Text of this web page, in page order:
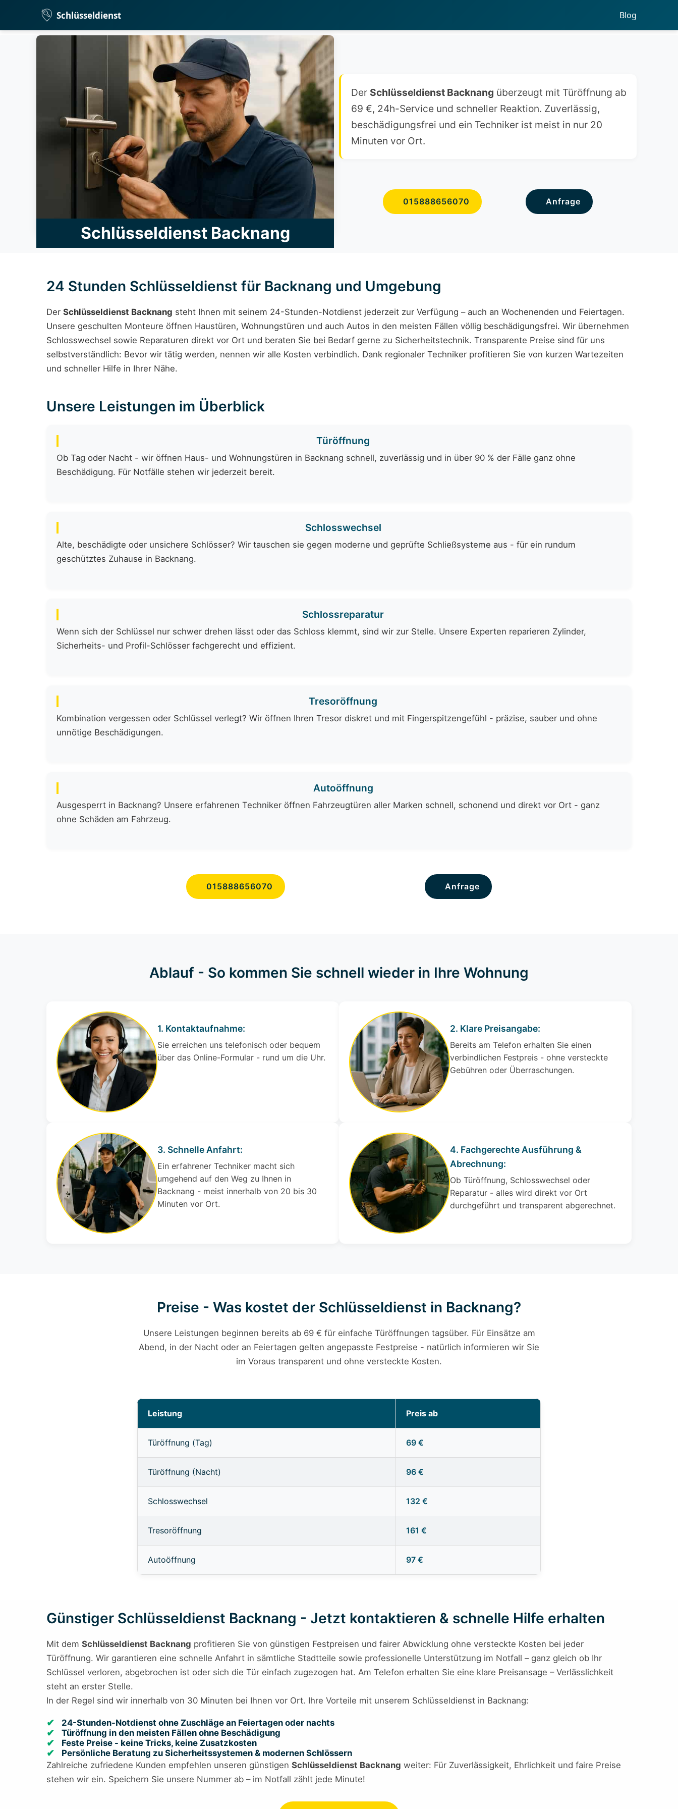
Schlüsseldienst Blog
Schlüsseldienst Backnang
Der Schlüsseldienst Backnang überzeugt mit Türöffnung ab
69 €, 24h-Service und schneller Reaktion. Zuverlässig,
beschädigungsfrei und ein Techniker ist meist in nur 20
Minuten vor Ort.
015888656070 Anfrage
24 Stunden Schlüsseldienst für Backnang und Umgebung
Der Schlüsseldienst Backnang steht Ihnen mit seinem 24-Stunden-Notdienst jederzeit zur Verfügung – auch an Wochenenden und Feiertagen.
Unsere geschulten Monteure öffnen Haustüren, Wohnungstüren und auch Autos in den meisten Fällen völlig beschädigungsfrei. Wir übernehmen
Schlosswechsel sowie Reparaturen direkt vor Ort und beraten Sie bei Bedarf gerne zu Sicherheitstechnik. Transparente Preise sind für uns
selbstverständlich: Bevor wir tätig werden, nennen wir alle Kosten verbindlich. Dank regionaler Techniker profitieren Sie von kurzen Wartezeiten
und schneller Hilfe in Ihrer Nähe.
Unsere Leistungen im Überblick
Türöffnung
Ob Tag oder Nacht - wir öffnen Haus- und Wohnungstüren in Backnang schnell, zuverlässig und in über 90 % der Fälle ganz ohne
Beschädigung. Für Notfälle stehen wir jederzeit bereit.
Schlosswechsel
Alte, beschädigte oder unsichere Schlösser? Wir tauschen sie gegen moderne und geprüfte Schließsysteme aus - für ein rundum
geschütztes Zuhause in Backnang.
Schlossreparatur
Wenn sich der Schlüssel nur schwer drehen lässt oder das Schloss klemmt, sind wir zur Stelle. Unsere Experten reparieren Zylinder,
Sicherheits- und Profil-Schlösser fachgerecht und effizient.
Tresoröffnung
Kombination vergessen oder Schlüssel verlegt? Wir öffnen Ihren Tresor diskret und mit Fingerspitzengefühl - präzise, sauber und ohne
unnötige Beschädigungen.
Autoöffnung
Ausgesperrt in Backnang? Unsere erfahrenen Techniker öffnen Fahrzeugtüren aller Marken schnell, schonend und direkt vor Ort - ganz
ohne Schäden am Fahrzeug.
015888656070 Anfrage
Ablauf - So kommen Sie schnell wieder in Ihre Wohnung
1. Kontaktaufnahme:
Sie erreichen uns telefonisch oder bequem
über das Online-Formular - rund um die Uhr.
2. Klare Preisangabe:
Bereits am Telefon erhalten Sie einen
verbindlichen Festpreis - ohne versteckte
Gebühren oder Überraschungen.
3. Schnelle Anfahrt:
Ein erfahrener Techniker macht sich
umgehend auf den Weg zu Ihnen in
Backnang - meist innerhalb von 20 bis 30
Minuten vor Ort.
4. Fachgerechte Ausführung &
Abrechnung:
Ob Türöffnung, Schlosswechsel oder
Reparatur - alles wird direkt vor Ort
durchgeführt und transparent abgerechnet.
Preise - Was kostet der Schlüsseldienst in Backnang?
Unsere Leistungen beginnen bereits ab 69 € für einfache Türöffnungen tagsüber. Für Einsätze am
Abend, in der Nacht oder an Feiertagen gelten angepasste Festpreise - natürlich informieren wir Sie
im Voraus transparent und ohne versteckte Kosten.
Leistung Preis ab
Türöffnung (Tag) 69 €
Türöffnung (Nacht) 96 €
Schlosswechsel 132 €
Tresoröffnung 161 €
Autoöffnung 97 €
Günstiger Schlüsseldienst Backnang - Jetzt kontaktieren & schnelle Hilfe erhalten
Mit dem Schlüsseldienst Backnang profitieren Sie von günstigen Festpreisen und fairer Abwicklung ohne versteckte Kosten bei jeder
Türöffnung. Wir garantieren eine schnelle Anfahrt in sämtliche Stadtteile sowie professionelle Unterstützung im Notfall – ganz gleich ob Ihr
Schlüssel verloren, abgebrochen ist oder sich die Tür einfach zugezogen hat. Am Telefon erhalten Sie eine klare Preisansage – Verlässlichkeit
steht an erster Stelle.
In der Regel sind wir innerhalb von 30 Minuten bei Ihnen vor Ort. Ihre Vorteile mit unserem Schlüsseldienst in Backnang:
24-Stunden-Notdienst ohne Zuschläge an Feiertagen oder nachts
Türöffnung in den meisten Fällen ohne Beschädigung
Feste Preise - keine Tricks, keine Zusatzkosten
Persönliche Beratung zu Sicherheitssystemen & modernen Schlössern
Zahlreiche zufriedene Kunden empfehlen unseren günstigen Schlüsseldienst Backnang weiter: Für Zuverlässigkeit, Ehrlichkeit und faire Preise
stehen wir ein. Speichern Sie unsere Nummer ab – im Notfall zählt jede Minute!